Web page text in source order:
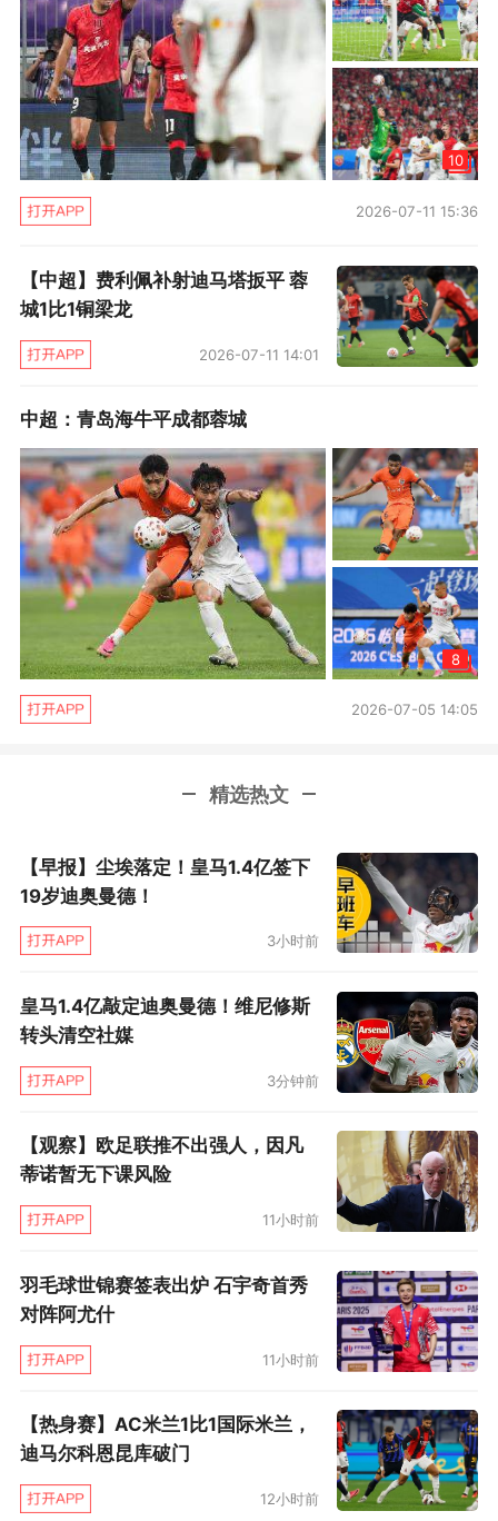
10
2026-07-11 15:36
【中超】费利佩补射迪马塔扳平 蓉
城1比1铜梁龙
2026-07-11 14:01
中超：青岛海牛平成都蓉城
8
2026-07-05 14:05
精选热文
【早报】尘埃落定！皇马1.4亿签下
19岁迪奥曼德！
3小时前
皇马1.4亿敲定迪奥曼德！维尼修斯
转头清空社媒
3分钟前
【观察】欧足联推不出强人，因凡
蒂诺暂无下课风险
11小时前
羽毛球世锦赛签表出炉 石宇奇首秀
对阵阿尤什
11小时前
【热身赛】AC米兰1比1国际米兰，
迪马尔科恩昆库破门
12小时前